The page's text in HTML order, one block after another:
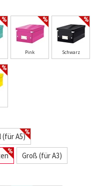
Pink Schwarz
(für A5)
Groß (für A3)